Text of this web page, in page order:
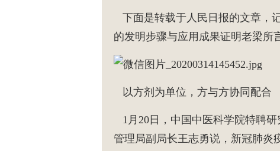
下面是转载于人民日报的文章，
的发明步骤与应用成果证明老梁所
以方剂为单位，方与方协同配合
1月20日，中国中医科学院特聘
管理局副局长王志勇说，新冠肺炎